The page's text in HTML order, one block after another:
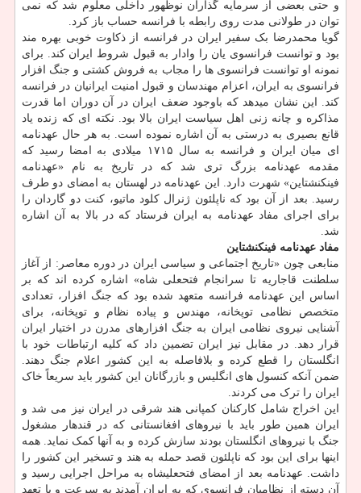
و حتی بعضی از سرمایه گذاران نوظهور داخلی معلوم شد که نمی
توان در طولانی مدت روی رابطه با فرانسه حساب باز کرد.
گویا محمدرضا بک سفیر ایران در فرانسه از ذکاوت خوبی بهره مند
بود و توانست فرانسوی یان را وادار به قبول شروط ایران کند. برای
نمونه او توانست فرانسوی ها را مجاب به فروش کشتی و جنگ افزار
فرانسوی به ایران، اعزام مهندسان و قبول امنیت ایرانیان در فرانسه
کند. این نشان میدهد که باوجود ضعف ایران در آن دوران اما قدرت
مذاکره و چانه زنی اهل سیاست ایران بالا بود. نکته ای که زنده یاد
قانع بصیری به درستی به آن اشاره نموده است. به هر حال عهدنامه
ای میان ایران و فرانسه به سال ۱۷۱۵ میلادی به امضا رسید که
مقدمه عهدنامه بزرگ تری شد که در تاریخ به نام «عهدنامه
فینکنشتاین» شهرت دارد. این عهدنامه در لهستان به امضای دو طرف
رسید. بعد از آن بود که ناپلئون ژنرال کلود ماتیو، کنت دو گاردان را
برای اجرای مفاد عهدنامه به ایران فرستاد که در بالا به آن اشاره
شد.
مفاد عهدنامه فینکنشتاین
منابعی چون «تاریخ اجتماعی و سیاسی ایران در دوره معاصر: از آغاز
سلطنت قاجاریه تا سرانجام فتحعلی شاه» اشاره کرده اند که بر
اساس این عهدنامه فرانسه متعهد شده بود که جنگ افزار، تعدادی
متخصص نظامی توپخانه، مهندس و پیاده نظام و توپخانه، برای
آشنایی نیروی نظامی ایران به جنگ افزارهای مدرن در اختیار ایران
قرار دهد. در مقابل نیز ایران تضمین داد که کلیه ارتباطات خود با
انگلستان را قطع کرده و بلافاصله به این کشور اعلام جنگ دهند.
ضمن آنکه کنسول های انگلیس و بازرگانان این کشور باید سریعاً خاک
ایران را ترک می کردند.
این اخراج شامل کارکنان کمپانی هند شرقی در ایران نیز می شد و
ایران همین طور باید با نیروهای افغانستانی که در قندهار مشغول
جنگ با نیروهای انگلستان بودند سازش کرده و به آنها کمک نماید. همه
اینها برای این بود که ناپلئون قصد حمله به هند و تسخیر این کشور را
داشت. عهدنامه بعد از امضای فتحعلیشاه به مراحل اجرایی رسید و
آن دسته از نظامیان فرانسوی که به ایران آمدند به سرعت و با تعهد